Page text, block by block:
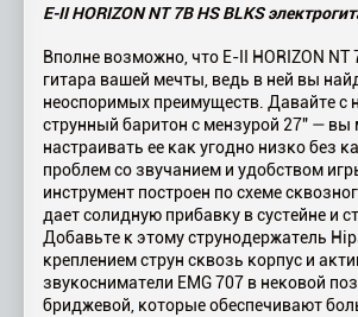
E-II HORIZON NT 7B HS BLKS
Вполне возможно, что E-II HORIZON NT
гитара вашей мечты, ведь в ней вы
неоспоримых преимуществ. Давайте с
струнный баритон с мензурой 27" — вы
настраивать ее как угодно низко без
проблем со звучанием и удобством
инструмент построен по схеме
дает солидную прибавку в сустейне и
Добавьте к этому струнодержатель
креплением струн сквозь корпус и
звукосниматели EMG 707 в нековой
бриджевой, которые обеспечивают